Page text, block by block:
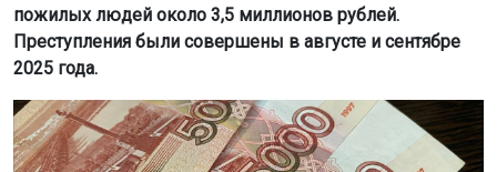
пожилых людей около 3,5 миллионов рублей.
Преступления были совершены в августе и сентябре
2025 года.